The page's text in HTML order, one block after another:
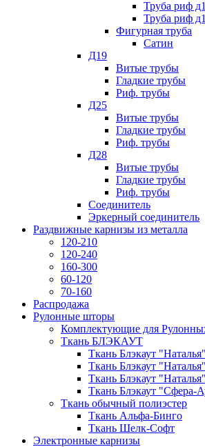
Труба риф
Труба риф
Фигурная труба
Сатин
Д19
Витые трубы
Гладкие трубы
Риф. трубы
Д25
Витые трубы
Гладкие трубы
Риф. трубы
Д28
Витые трубы
Гладкие трубы
Риф. трубы
Соединитель
Эркерный соединитель
Раздвижные карнизы из металла
120-210
120-240
160-300
60-120
70-160
Распродажа
Рулонные шторы
Комплектующие для
Ткань БЛЭКАУТ
Ткань Блэкаут
Ткань Блэкаут
Ткань Блэкаут
Ткань Блэкаут "Сфера-
Ткань обычный полиэстер
Ткань Альфа-Бинго
Ткань Шелк-Софт
Электронные карнизы